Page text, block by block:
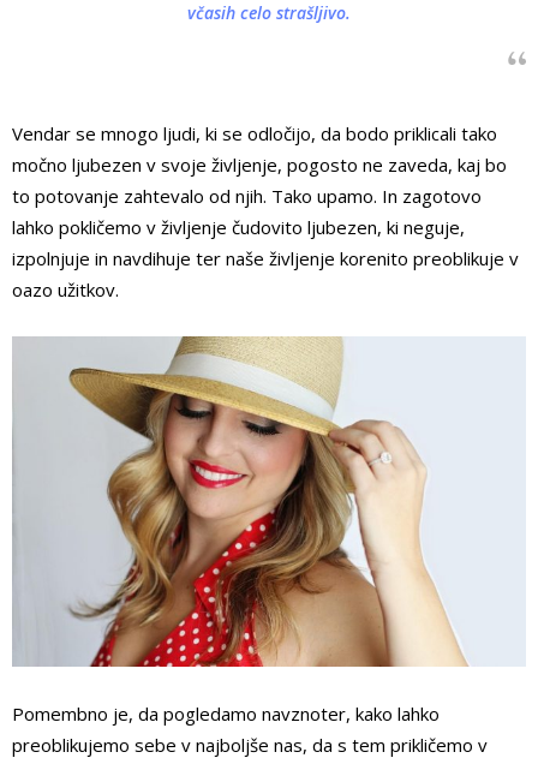
včasih celo strašljivo.
Vendar se mnogo ljudi, ki se odločijo, da bodo priklicali tako
močno ljubezen v svoje življenje, pogosto ne zaveda, kaj bo
to potovanje zahtevalo od njih. Tako upamo. In zagotovo
lahko pokličemo v življenje čudovito ljubezen, ki neguje,
izpolnjuje in navdihuje ter naše življenje korenito preoblikuje v
oazo užitkov.
Pomembno je, da pogledamo navznoter, kako lahko
preoblikujemo sebe v najboljše nas, da s tem prikličemo v